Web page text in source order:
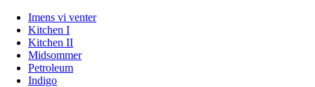
Imens vi venter
Kitchen I
Kitchen II
Midsommer
Petroleum
Indigo